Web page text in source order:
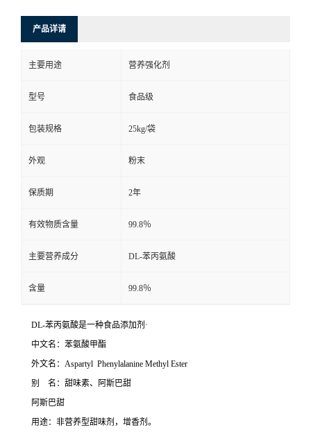
产品详请
主要用途 营养强化剂
型号 食品级
包装规格 25kg/袋
外观 粉末
保质期 2年
有效物质含量 99.8％
主要营养成分 DL-苯丙氨酸
含量 99.8％
DL-苯丙氨酸是一种食品添加剂·
中文名：苯氨酸甲酯
外文名：Aspartyl Phenylalanine Methyl Ester
别 名：甜味素、阿斯巴甜
阿斯巴甜
用途：非营养型甜味剂，增香剂。